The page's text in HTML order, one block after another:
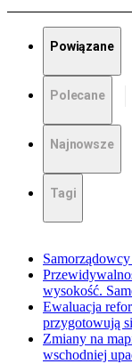
Powiązane
Polecane
Najnowsze
Tagi
wysokość.
Ewaluacja
przygotowują
Zmiany na
wschodniej